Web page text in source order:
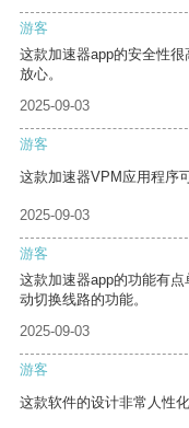
游客
这款加速器app的安全性
放心。
2025-09-03
游客
这款加速器VPM应用程序
2025-09-03
游客
这款加速器app的功能有
动切换线路的功能。
2025-09-03
游客
这款软件的设计非常人性